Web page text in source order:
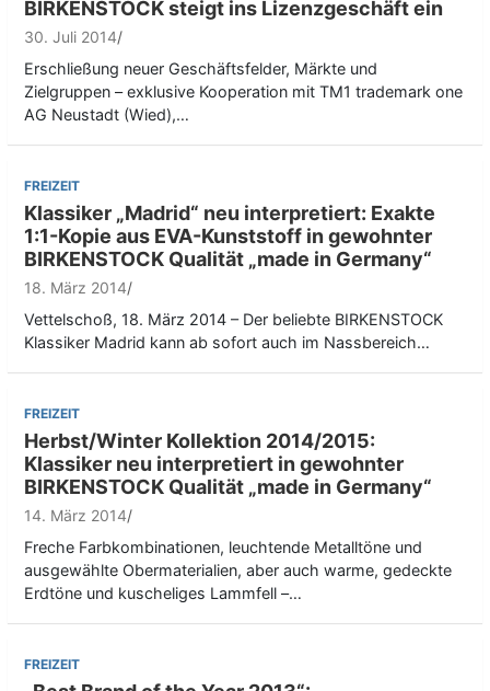
BIRKENSTOCK steigt ins Lizenzgeschäft ein
30. Juli 2014
Erschließung neuer Geschäftsfelder, Märkte und
Zielgruppen – exklusive Kooperation mit TM1 trademark one
AG Neustadt (Wied),…
FREIZEIT
Klassiker „Madrid“ neu interpretiert: Exakte
1:1-Kopie aus EVA-Kunststoff in gewohnter
BIRKENSTOCK Qualität „made in Germany“
18. März 2014
Vettelschoß, 18. März 2014 – Der beliebte BIRKENSTOCK
Klassiker Madrid kann ab sofort auch im Nassbereich…
FREIZEIT
Herbst/Winter Kollektion 2014/2015:
Klassiker neu interpretiert in gewohnter
BIRKENSTOCK Qualität „made in Germany“
14. März 2014
Freche Farbkombinationen, leuchtende Metalltöne und
ausgewählte Obermaterialien, aber auch warme, gedeckte
Erdtöne und kuscheliges Lammfell –…
FREIZEIT